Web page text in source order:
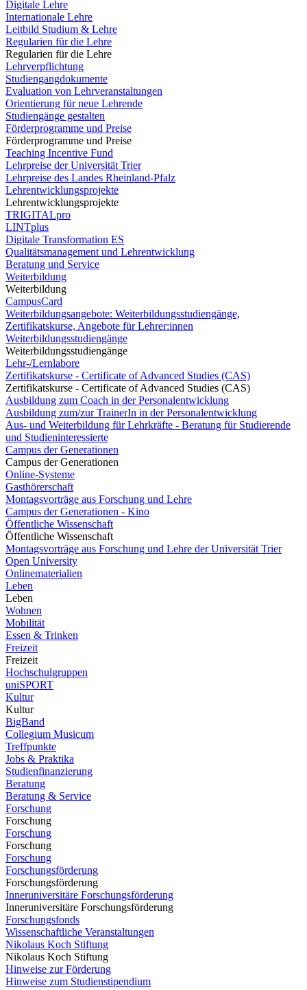
Digitale Lehre
Internationale Lehre
Leitbild Studium & Lehre
Regularien für die Lehre
Regularien für die Lehre
Lehrverpflichtung
Studiengangdokumente
Evaluation von Lehrveranstaltungen
Orientierung für neue Lehrende
Studiengänge gestalten
Förderprogramme und Preise
Förderprogramme und Preise
Teaching Incentive Fund
Lehrpreise der Universität Trier
Lehrpreise des Landes Rheinland-Pfalz
Lehrentwicklungsprojekte
Lehrentwicklungsprojekte
TRIGITALpro
LINTplus
Digitale Transformation ES
Qualitätsmanagement und Lehrentwicklung
Beratung und Service
Weiterbildung
Weiterbildung
CampusCard
Weiterbildungsangebote: Weiterbildungsstudiengänge,
Zertifikatskurse, Angebote für Lehrer:innen
Weiterbildungsstudiengänge
Weiterbildungsstudiengänge
Lehr-/Lernlabore
Zertifikatskurse - Certificate of Advanced Studies (CAS)
Zertifikatskurse - Certificate of Advanced Studies (CAS)
Ausbildung zum Coach in der Personalentwicklung
Ausbildung zum/zur TrainerIn in der Personalentwicklung
Aus- und Weiterbildung für Lehrkräfte - Beratung für Studierende
und Studieninteressierte
Campus der Generationen
Campus der Generationen
Online-Systeme
Gasthörerschaft
Montagsvorträge aus Forschung und Lehre
Campus der Generationen - Kino
Öffentliche Wissenschaft
Öffentliche Wissenschaft
Montagsvorträge aus Forschung und Lehre der Universität Trier
Open University
Onlinematerialien
Leben
Leben
Wohnen
Mobilität
Essen & Trinken
Freizeit
Freizeit
Hochschulgruppen
uniSPORT
Kultur
Kultur
BigBand
Collegium Musicum
Treffpunkte
Jobs & Praktika
Studienfinanzierung
Beratung
Beratung & Service
Forschung
Forschung
Forschung
Forschung
Forschung
Forschungsförderung
Forschungsförderung
Inneruniversitäre Forschungsförderung
Inneruniversitäre Forschungsförderung
Forschungsfonds
Wissenschaftliche Veranstaltungen
Nikolaus Koch Stiftung
Nikolaus Koch Stiftung
Hinweise zur Förderung
Hinweise zum Studienstipendium